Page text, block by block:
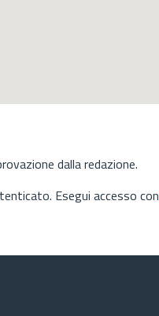
dalla redazione.
Esegui accesso con